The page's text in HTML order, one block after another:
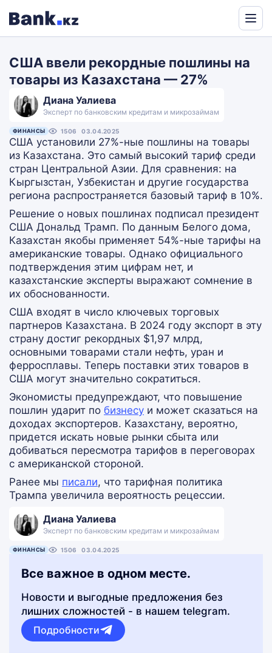
Translate
США ввели рекордные пошлины на
товары из Казахстана — 27%
Диана Уалиева
Эксперт по банковским кредитам и микрозаймам
ФИНАНСЫ 1506 03.04.2025
США установили 27%-ные пошлины на товары
из Казахстана. Это самый высокий тариф среди
стран Центральной Азии. Для сравнения: на
Кыргызстан, Узбекистан и другие государства
региона распространяется базовый тариф в 10%.
Решение о новых пошлинах подписал президент
США Дональд Трамп. По данным Белого дома,
Казахстан якобы применяет 54%-ные тарифы на
американские товары. Однако официального
подтверждения этим цифрам нет, и
казахстанские эксперты выражают сомнение в
их обоснованности.
США входят в число ключевых торговых
партнеров Казахстана. В 2024 году экспорт в эту
страну достиг рекордных $1,97 млрд,
основными товарами стали нефть, уран и
ферросплавы. Теперь поставки этих товаров в
США могут значительно сократиться.
Экономисты предупреждают, что повышение
пошлин ударит по бизнесу и может сказаться на
доходах экспортеров. Казахстану, вероятно,
придется искать новые рынки сбыта или
добиваться пересмотра тарифов в переговорах
с американской стороной.
Ранее мы писали, что тарифная политика
Трампа увеличила вероятность рецессии.
Диана Уалиева
Эксперт по банковским кредитам и микрозаймам
ФИНАНСЫ 1506 03.04.2025
Все важное в одном месте.
Новости и выгодные предложения без
лишних сложностей - в нашем telegram.
Подробности